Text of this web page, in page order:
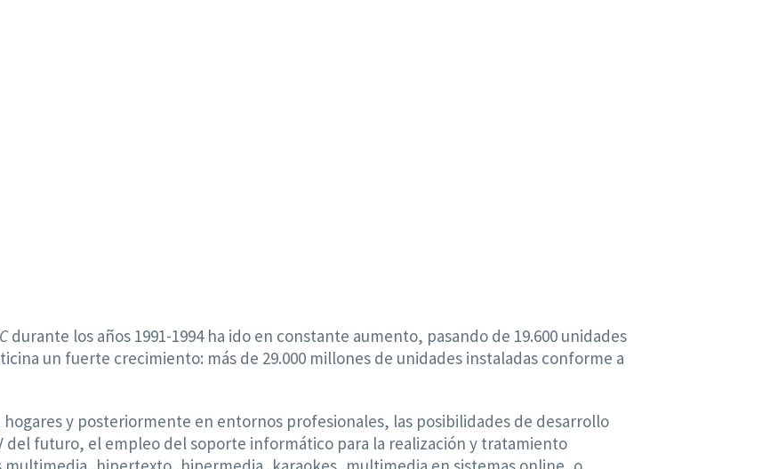
durante los años 1991-1994 ha ido en constante aumento, pasando de 19.600 unidades
un fuerte crecimiento: más de 29.000 millones de unidades instaladas conforme a
y posteriormente en entornos profesionales, las posibilidades de desarrollo
del futuro, el empleo del soporte informático para la realización y tratamiento